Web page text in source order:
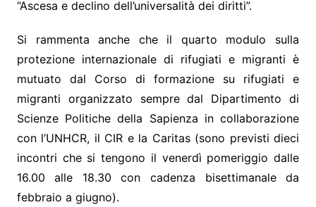
“Ascesa e declino dell’universalità dei diritti”.
Si rammenta anche che il quarto modulo sulla
protezione internazionale di rifugiati e migranti è
mutuato dal Corso di formazione su rifugiati e
migranti organizzato sempre dal Dipartimento di
Scienze Politiche della Sapienza in collaborazione
con l’UNHCR, il CIR e la Caritas (sono previsti dieci
incontri che si tengono il venerdì pomeriggio dalle
16.00 alle 18.30 con cadenza bisettimanale da
febbraio a giugno).